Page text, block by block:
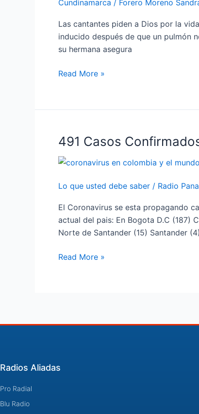
Cundinamarca / Forero Moreno
Las cantantes piden a Dios por la
inducido después de que un pulmón
su hermana asegura
esta
Coronavirus
Read More »
491 Casos
Lo que usted debe saber / Radio
El Coronavirus se esta propagando
actual del pais: En Bogota D.C (187)
Norte de Santander (15) Santander
491
Confirmados
Colombia
Por
Coronavirus
Read More »
Radios Aliadas
Pro Radial
Blu Radio